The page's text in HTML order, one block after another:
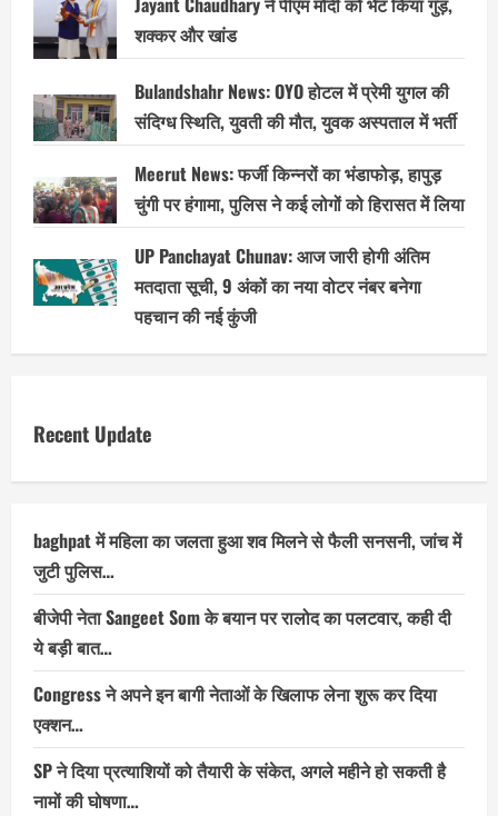
शक्कर और खांड
Bulandshahr News: OYO होटल में प्रेमी युगल की
संदिग्ध स्थिति, युवती की मौत, युवक अस्पताल में भर्ती
Meerut News: फर्जी किन्नरों का भंडाफोड़, हापुड़
चुंगी पर हंगामा, पुलिस ने कई लोगों को हिरासत में लिया
UP Panchayat Chunav: आज जारी होगी अंतिम
मतदाता सूची, 9 अंकों का नया वोटर नंबर बनेगा
पहचान की नई कुंजी
Recent Update
baghpat में महिला का जलता हुआ शव मिलने से फैली सनसनी, जांच में
जुटी पुलिस…
बीजेपी नेता Sangeet Som के बयान पर रालोद का पलटवार, कही दी
ये बड़ी बात…
Congress ने अपने इन बागी नेताओं के खिलाफ लेना शुरू कर दिया
एक्शन…
SP ने दिया प्रत्याशियों को तैयारी के संकेत, अगले महीने हो सकती है
नामों की घोषणा…